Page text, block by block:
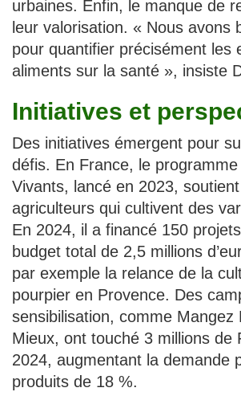
urbaines. Enfin, le manque de
leur valorisation. « Nous avons
pour quantifier précisément les
aliments sur la santé », insiste
Initiatives et
Des initiatives émergent pour
défis. En France, le programme
Vivants, lancé en 2023,
agriculteurs qui cultivent des
En 2024, il a financé 150
budget total de 2,5 millions
par exemple la relance de la
pourpier en Provence. Des
sensibilisation, comme Mangez
Mieux, ont touché 3 millions de
2024, augmentant la demande
produits de 18 %.